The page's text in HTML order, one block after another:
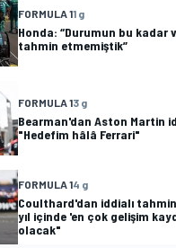
FORMULA 11 g
Honda: “Durumun bu kadar
tahmin etmemiştik”
FORMULA 13 g
Bearman'dan Aston Martin
"Hedefim hâlâ Ferrari"
FORMULA 14 g
Coulthard'dan iddialı
yıl içinde 'en çok gelişim
olacak"